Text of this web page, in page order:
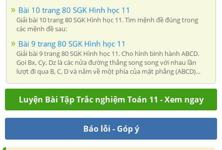
Bài 10 trang 80 SGK Hình học 11
Giải bài 10 trang 80 SGK Hình học 11. Tìm mệnh đề đúng trong
các mệnh đề sau:
Bài 9 trang 80 SGK Hình học 11
Giải bài 9 trang 80 SGK Hình học 11. Cho hình bình hành ABCD.
Gọi Bx, Cy, Dz là các nửa đường thẳng song song với nhau lần
lượt đi qua B, C, D và nằm về một phía của mặt phẳng (ABCD)...
Luyện Bài Tập Trắc nghiệm Toán 11 - Xem ngay
Báo lỗi - Góp ý